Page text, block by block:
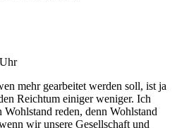
mehr gearbeitet werden soll, ist ja
Reichtum einiger weniger. Ich
reden, denn Wohlstand
wir unsere Gesellschaft und